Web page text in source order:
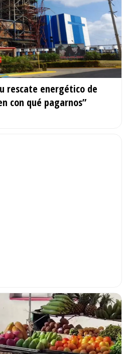
rescate energético de
con qué pagarnos”